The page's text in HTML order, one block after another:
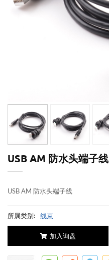
USB AM 防水头端子线
USB AM 防水头端子线
所属类别: 线束
加入询盘